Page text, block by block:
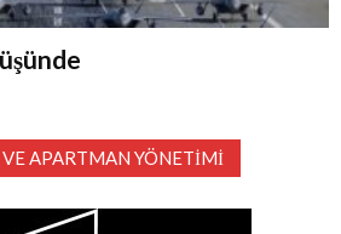
VE APARTMAN YÖNETIMI